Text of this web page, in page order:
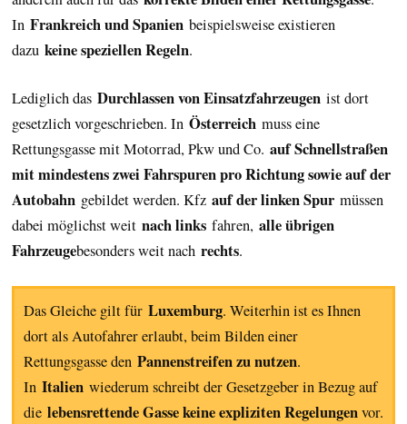
In Frankreich und Spanien beispielsweise existieren
dazu keine speziellen Regeln.
Lediglich das Durchlassen von Einsatzfahrzeugen ist dort
gesetzlich vorgeschrieben. In Österreich muss eine
Rettungsgasse mit Motorrad, Pkw und Co. auf Schnellstraßen
mit mindestens zwei Fahrspuren pro Richtung sowie auf der
Autobahn gebildet werden. Kfz auf der linken Spur müssen
dabei möglichst weit nach links fahren, alle übrigen
Fahrzeugebesonders weit nach rechts.
Das Gleiche gilt für Luxemburg. Weiterhin ist es Ihnen
dort als Autofahrer erlaubt, beim Bilden einer
Rettungsgasse den Pannenstreifen zu nutzen.
In Italien wiederum schreibt der Gesetzgeber in Bezug auf
die lebensrettende Gasse keine expliziten Regelungenvor.